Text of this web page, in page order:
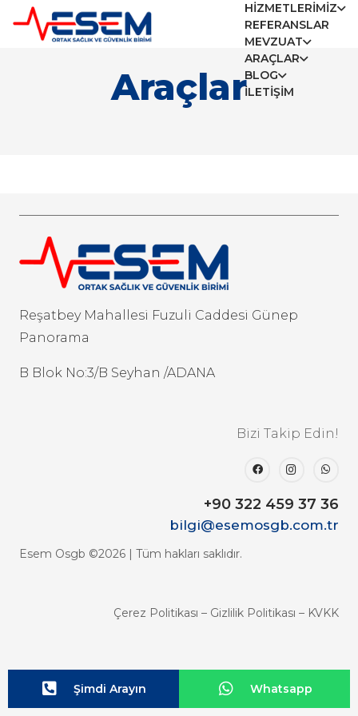
HIZMETLERIMIZ
REFERANSLAR
MEVZUAT
ARAÇLAR
BLOG
İLETIŞIM
Araçlar
Reşatbey Mahallesi Fuzuli Caddesi Günep
Panorama
B Blok No:3/B Seyhan /ADANA
Bizi Takip Edin!
+90 322 459 37 36
bilgi@esemosgb.com.tr
Esem Osgb ©2026 | Tüm hakları saklıdır.
Çerez Politikası – Gizlilik Politikası – KVKK
Online Teklif İste Whatsapp Hattı
Şimdi Arayın Whatsapp